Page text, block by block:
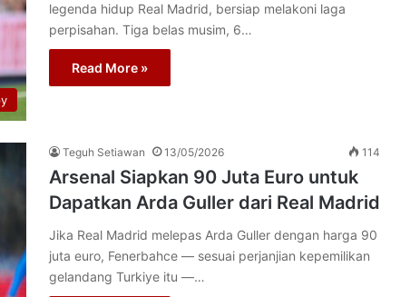
legenda hidup Real Madrid, bersiap melakoni laga
perpisahan. Tiga belas musim, 6…
Read More »
Teguh Setiawan 13/05/2026 114
Arsenal Siapkan 90 Juta Euro untuk
Dapatkan Arda Guller dari Real Madrid
Jika Real Madrid melepas Arda Guller dengan harga 90
juta euro, Fenerbahce — sesuai perjanjian kepemilikan
gelandang Turkiye itu —…